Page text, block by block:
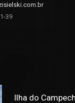
39
Ilha do